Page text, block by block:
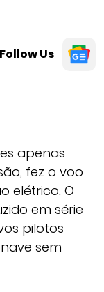
Follow Us
apenas
fez o voo
elétrico. O
em série
pilotos
sem